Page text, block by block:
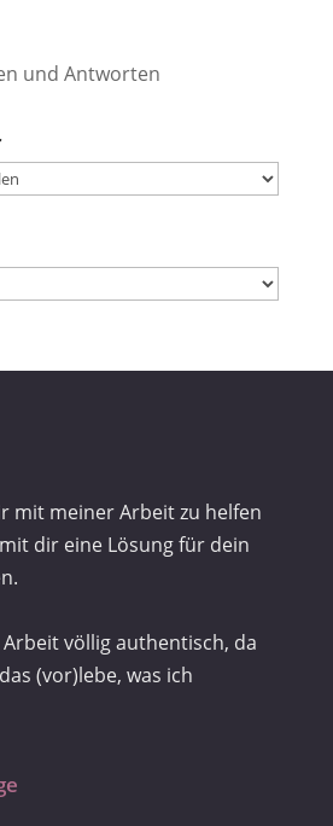
und Antworten
mit meiner Arbeit zu helfen
dir eine Lösung für dein
völlig authentisch, da
(vor)lebe, was ich